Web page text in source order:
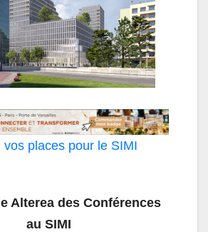
vos places pour le SIMI
Alterea des Conférences
au SIMI